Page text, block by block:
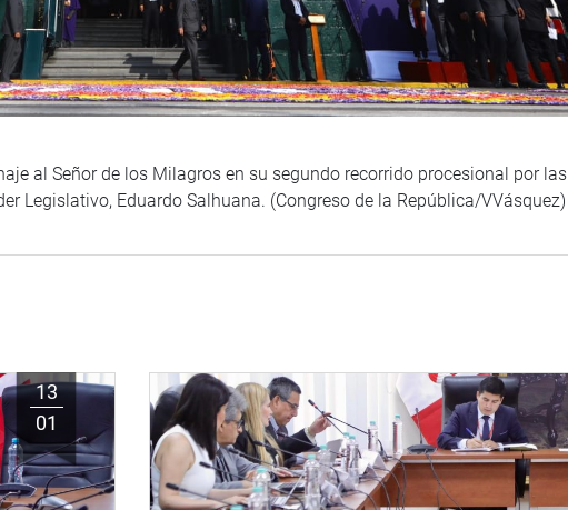
al Señor de los Milagros en su segundo recorrido procesional por
Legislativo, Eduardo Salhuana. (Congreso de la República/VVásquez)
13
01